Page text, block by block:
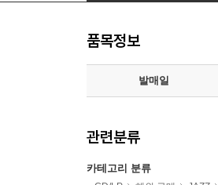
품목정보
발매일
관련분류
카테고리 분류